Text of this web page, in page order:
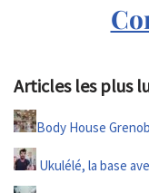
Articles les plus
Body House
Ukulélé, la base